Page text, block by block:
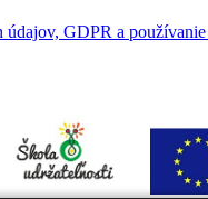
údajov, GDPR a